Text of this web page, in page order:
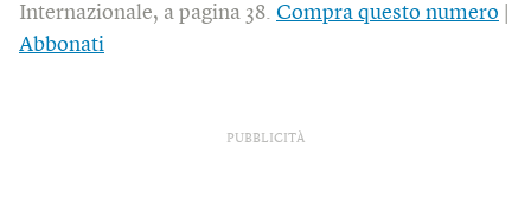
Internazionale, a pagina 38. Compra questo numero
Abbonati
PUBBLICITÀ